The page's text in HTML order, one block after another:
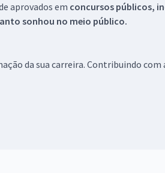
aprovados em concursos públicos,
sonhou no meio público.
da sua carreira. Contribuindo